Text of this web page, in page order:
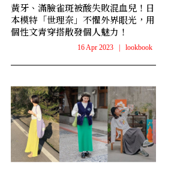
黃牙、滿臉雀斑被酸失敗混血兒！日
本模特「世理奈」不懼外界眼光，用
個性文青穿搭散發個人魅力！
16 Apr 2023 | lookbook